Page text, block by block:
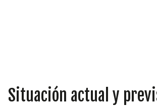
Situación actual y